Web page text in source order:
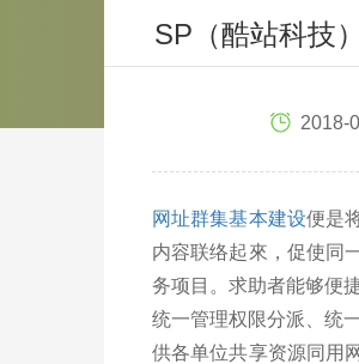
SP（酷站科技
2018-
网址群集基本建设便是
内容联络起來，促使同
务项目。求助者能够便
统一管理权限分派、统
供各单位共享资源同用